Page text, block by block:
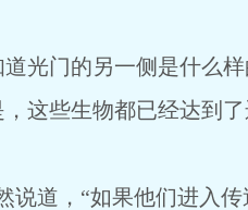
门的另一侧是什么样
这些生物都已经达到
道，“如果他们进入传